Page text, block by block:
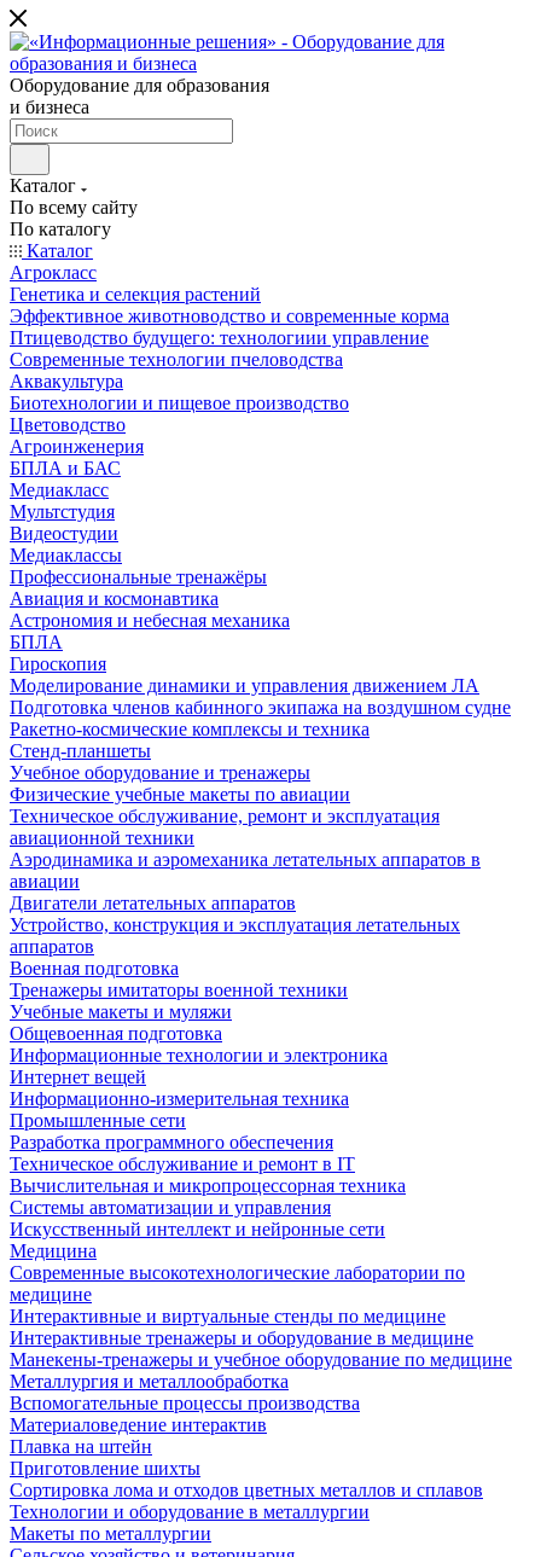
Оборудование для образования
и бизнеса
Каталог
По всему сайту
По каталогу
Каталог
Агрокласс
Генетика и селекция растений
Эффективное животноводство и современные корма
Птицеводство будущего: технологиии управление
Современные технологии пчеловодства
Аквакультура
Биотехнологии и пищевое производство
Цветоводство
Агроинженерия
БПЛА и БАС
Медиакласс
Мультстудия
Видеостудии
Медиаклассы
Профессиональные тренажёры
Авиация и космонавтика
Астрономия и небесная механика
БПЛА
Гироскопия
Моделирование динамики и управления движением ЛА
Подготовка членов кабинного экипажа на воздушном судне
Ракетно-космические комплексы и техника
Стенд-планшеты
Учебное оборудование и тренажеры
Физические учебные макеты по авиации
Техническое обслуживание, ремонт и эксплуатация
авиационной техники
Аэродинамика и аэромеханика летательных аппаратов в
авиации
Двигатели летательных аппаратов
Устройство, конструкция и эксплуатация летательных
аппаратов
Военная подготовка
Тренажеры имитаторы военной техники
Учебные макеты и муляжи
Общевоенная подготовка
Информационные технологии и электроника
Интернет вещей
Информационно-измерительная техника
Промышленные сети
Разработка программного обеспечения
Техническое обслуживание и ремонт в IT
Вычислительная и микропроцессорная техника
Системы автоматизации и управления
Искусственный интеллект и нейронные сети
Медицина
Современные высокотехнологические лаборатории по
медицине
Интерактивные и виртуальные стенды по медицине
Интерактивные тренажеры и оборудование в медицине
Манекены-тренажеры и учебное оборудование по медицине
Металлургия и металлообработка
Вспомогательные процессы производства
Материаловедение интерактив
Плавка на штейн
Приготовление шихты
Сортировка лома и отходов цветных металлов и сплавов
Технологии и оборудование в металлургии
Макеты по металлургии